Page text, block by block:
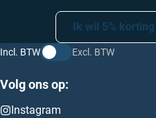
Ik wil 5% korting
Incl. BTW Excl. BTW
Volg ons op:
Instagram